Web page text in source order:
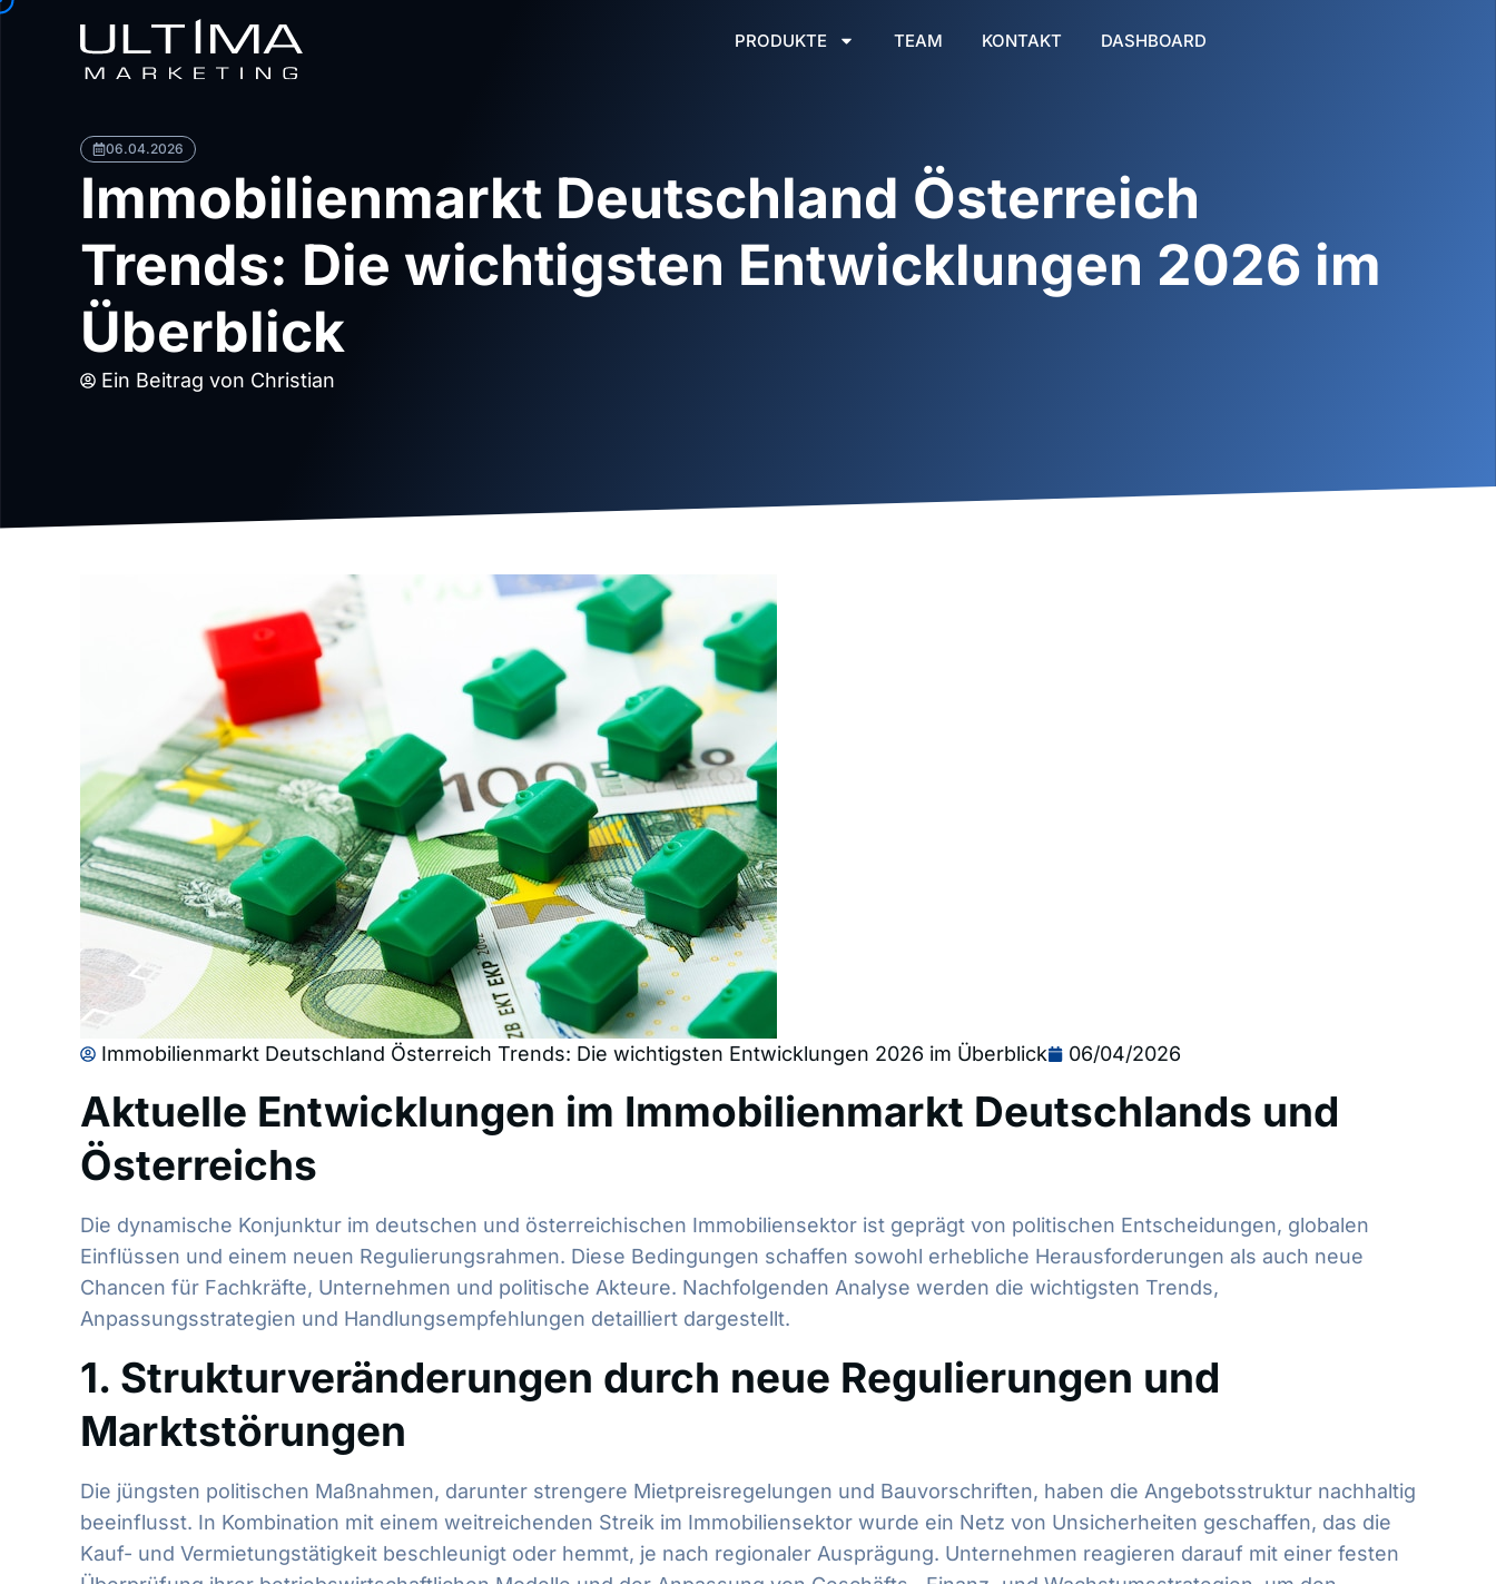
PRODUKTE TEAM KONTAKT DASHBOARD
06.04.2026
Immobilienmarkt Deutschland Österreich
Trends: Die wichtigsten Entwicklungen 2026 im
Überblick
Ein Beitrag von Christian
Immobilienmarkt Deutschland Österreich Trends: Die wichtigsten Entwicklungen 2026 im Überblick 06/04/2026
Aktuelle Entwicklungen im Immobilienmarkt Deutschlands und
Österreichs
Die dynamische Konjunktur im deutschen und österreichischen Immobiliensektor ist geprägt von politischen Entscheidungen, globalen
Einflüssen und einem neuen Regulierungsrahmen. Diese Bedingungen schaffen sowohl erhebliche Herausforderungen als auch neue
Chancen für Fachkräfte, Unternehmen und politische Akteure. Nachfolgenden Analyse werden die wichtigsten Trends,
Anpassungsstrategien und Handlungsempfehlungen detailliert dargestellt.
1. Strukturveränderungen durch neue Regulierungen und
Marktstörungen
Die jüngsten politischen Maßnahmen, darunter strengere Mietpreisregelungen und Bauvorschriften, haben die Angebotsstruktur nachhaltig
beeinflusst. In Kombination mit einem weitreichenden Streik im Immobiliensektor wurde ein Netz von Unsicherheiten geschaffen, das die
Kauf- und Vermietungstätigkeit beschleunigt oder hemmt, je nach regionaler Ausprägung. Unternehmen reagieren darauf mit einer festen